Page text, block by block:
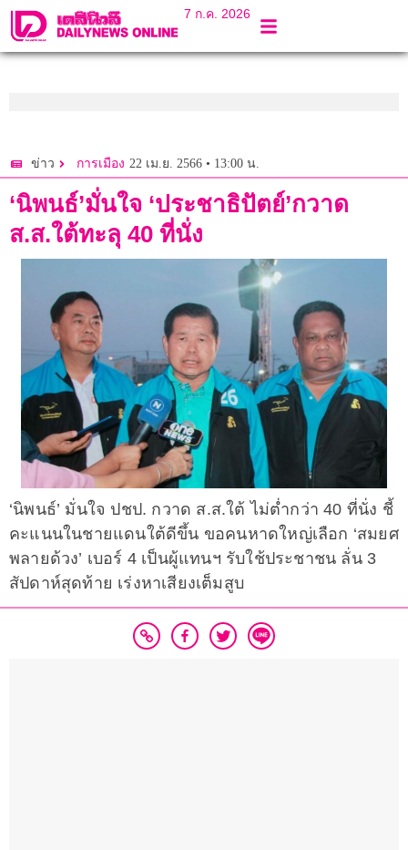
7 ก.ค. 2026
ข่าว การเมือง 22 เม.ย. 2566 • 13:00 น.
‘นิพนธ์’มั่นใจ ‘ประชาธิปัตย์’กวาด
ส.ส.ใต้ทะลุ 40 ที่นั่ง
‘นิพนธ์’ มั่นใจ ปชป. กวาด ส.ส.ใต้ ไม่ต่ำกว่า 40 ที่นั่ง ชี้
คะแนนในชายแดนใต้ดีขึ้น ขอคนหาดใหญ่เลือก ‘สมยศ
พลายด้วง’ เบอร์ 4 เป็นผู้แทนฯ รับใช้ประชาชน ลั่น 3
สัปดาห์สุดท้าย เร่งหาเสียงเต็มสูบ